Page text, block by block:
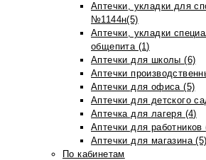
Аптечки, укладки для
№1144н(5)
Аптечки, укладки
общепита (1)
Аптечки для школы (6)
Аптечки
Аптечки для офиса (5)
Аптечки для детского
Аптечка для лагеря (4)
Аптечки для работников
Аптечки для магазина (5)
По кабинетам